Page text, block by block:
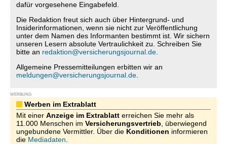
dafür vorgesehene Eingabefeld.
Die Redaktion freut sich auch über Hintergrund- und
Insiderinformationen, wenn sie nicht zur Veröffentlichung
unter dem Namen des Informanten bestimmt ist. Wir sichern
unseren Lesern absolute Vertraulichkeit zu. Schreiben Sie
bitte an redaktion@versicherungsjournal.de
Allgemeine Pressemitteilungen erbitten wir an
meldungen@versicherungsjournal.de
WERBUNG
Werben im Extrablatt
Mit einer Anzeige im Extrablatt erreichen Sie mehr als
11.000 Menschen im Versicherungsvertrieb , überwiegend
ungebundene Vermittler. Über die Konditionen informieren
die Mediadaten